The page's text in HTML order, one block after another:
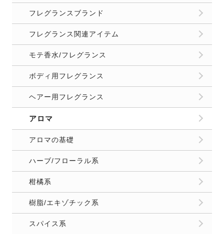
フレグランスブランド
フレグランス関連アイテム
モテ香水/フレグランス
ボディ用フレグランス
ヘアー用フレグランス
アロマ
アロマの基礎
ハーブ/フローラル系
柑橘系
樹脂/エキゾチック系
スパイス系